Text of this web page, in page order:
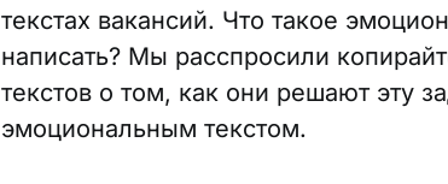
текстах вакансий. Что такое
написать? Мы расспросили
текстов о том, как они решают эту
эмоциональным текстом.